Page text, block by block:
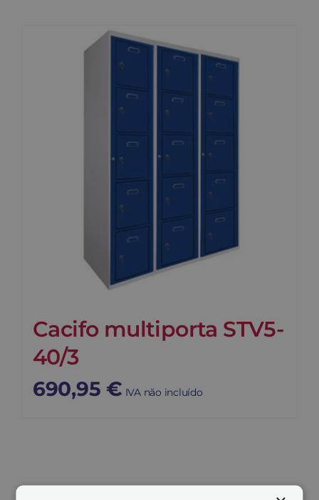
Cacifo multiporta STV5-
40/3
690,95 € IVA não incluído